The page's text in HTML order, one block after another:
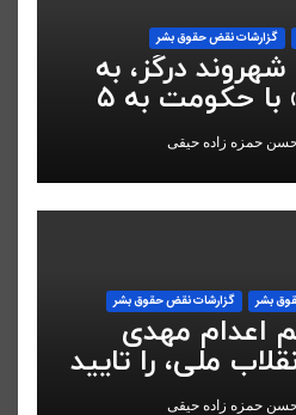
گزارشات نقض حقوق بشر
شهروند درگز، به
دلیل «مخالفت» با حکومت به ۵
شد
حمزه زاده حیقی
بشر گزارشات نقض حقوق بشر
اعدام مهدی
ملی، را تایید
حمزه زاده حیقی